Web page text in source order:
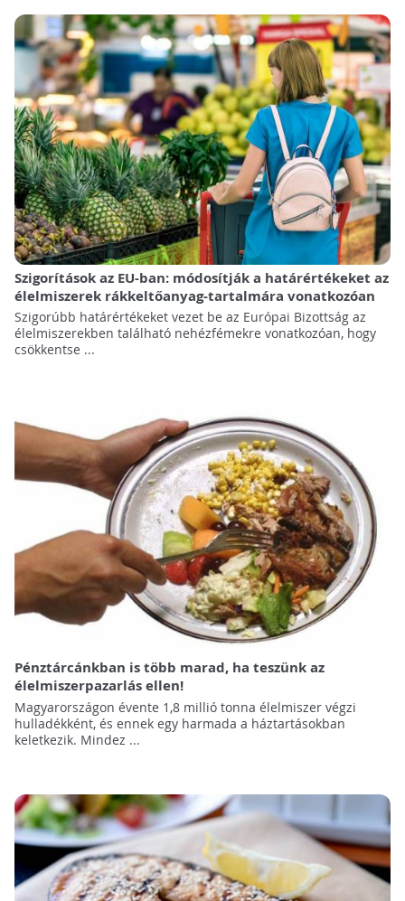
Szigorítások az EU-ban: módosítják a határértékeket az
élelmiszerek rákkeltőanyag-tartalmára vonatkozóan
Szigorúbb határértékeket vezet be az Európai Bizottság az
élelmiszerekben található nehézfémekre vonatkozóan, hogy
csökkentse ...
Pénztárcánkban is több marad, ha teszünk az
élelmiszerpazarlás ellen!
Magyarországon évente 1,8 millió tonna élelmiszer végzi
hulladékként, és ennek egy harmada a háztartásokban
keletkezik. Mindez ...